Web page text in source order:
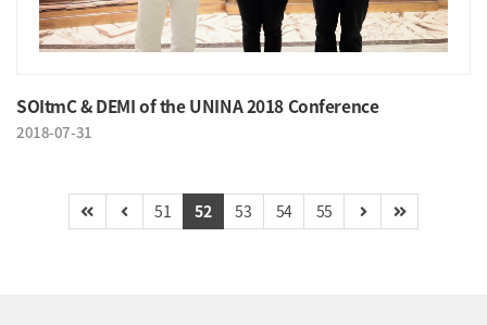
SOItmC & DEMI of the UNINA 2018 Conference
2018-07-31
51 52 53 54 55